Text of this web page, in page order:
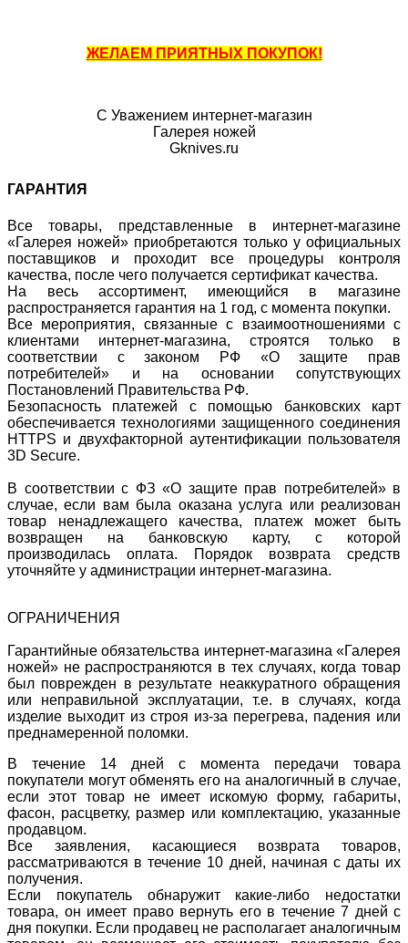
ЖЕЛАЕМ ПРИЯТНЫХ ПОКУПОК!
С Уважением интернет-магазин
Галерея ножей
Gknives.ru
ГАРАНТИЯ
Все товары, представленные в интернет-магазине
«Галерея ножей» приобретаются только у официальных
поставщиков и проходит все процедуры контроля
качества, после чего получается сертификат качества.
На весь ассортимент, имеющийся в магазине
распространяется гарантия на 1 год, с момента покупки.
Все мероприятия, связанные с взаимоотношениями с
клиентами интернет-магазина, строятся только в
соответствии с законом РФ «О защите прав
потребителей» и на основании сопутствующих
Постановлений Правительства РФ.
Безопасность платежей с помощью банковских карт
обеспечивается технологиями защищенного соединения
HTTPS и двухфакторной аутентификации пользователя
3D Secure.
В соответствии с ФЗ «О защите прав потребителей» в
случае, если вам была оказана услуга или реализован
товар ненадлежащего качества, платеж может быть
возвращен на банковскую карту, с которой
производилась оплата. Порядок возврата средств
уточняйте у администрации интернет-магазина.
ОГРАНИЧЕНИЯ
Гарантийные обязательства интернет-магазина «Галерея
ножей» не распространяются в тех случаях, когда товар
был поврежден в результате неаккуратного обращения
или неправильной эксплуатации, т.е. в случаях, когда
изделие выходит из строя из-за перегрева, падения или
преднамеренной поломки.
В течение 14 дней с момента передачи товара
покупатели могут обменять его на аналогичный в случае,
если этот товар не имеет искомую форму, габариты,
фасон, расцветку, размер или комплектацию, указанные
продавцом.
Все заявления, касающиеся возврата товаров,
рассматриваются в течение 10 дней, начиная с даты их
получения.
Если покупатель обнаружит какие-либо недостатки
товара, он имеет право вернуть его в течение 7 дней с
дня покупки. Если продавец не располагает аналогичным